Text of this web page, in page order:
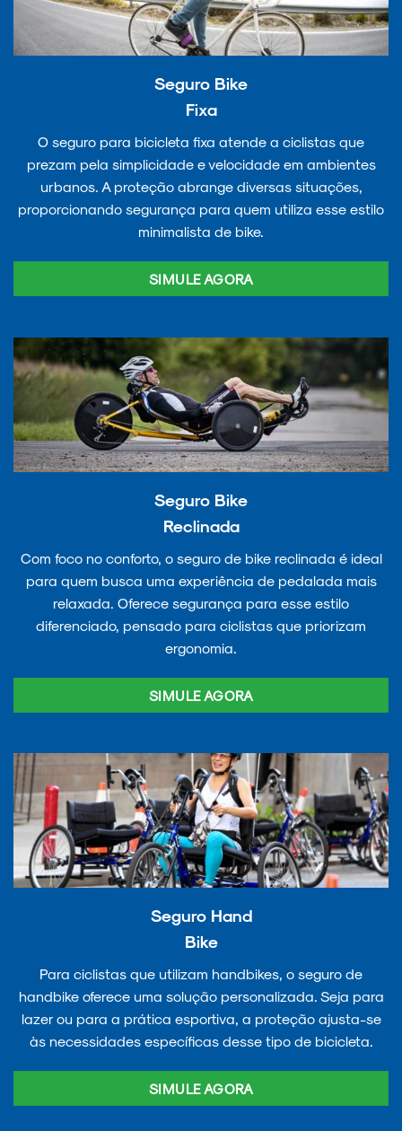
Seguro Bike
Fixa
O seguro para bicicleta fixa atende a ciclistas que
prezam pela simplicidade e velocidade em ambientes
urbanos. A proteção abrange diversas situações,
proporcionando segurança para quem utiliza esse estilo
minimalista de bike.
SIMULE AGORA
Seguro Bike
Reclinada
Com foco no conforto, o seguro de bike reclinada é ideal
para quem busca uma experiência de pedalada mais
relaxada. Oferece segurança para esse estilo
diferenciado, pensado para ciclistas que priorizam
ergonomia.
SIMULE AGORA
Seguro Hand
Bike
Para ciclistas que utilizam handbikes, o seguro de
handbike oferece uma solução personalizada. Seja para
lazer ou para a prática esportiva, a proteção ajusta-se
às necessidades específicas desse tipo de bicicleta.
SIMULE AGORA